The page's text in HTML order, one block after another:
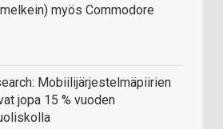
myös Commodore
Mobiilijärjestelmäpiirien
jopa 15 % vuoden